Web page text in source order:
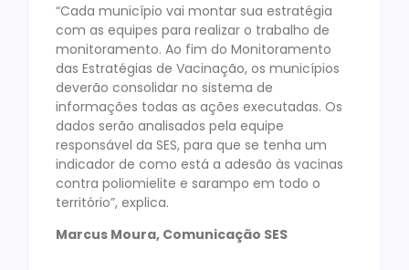
“Cada município vai montar sua estratégia
com as equipes para realizar o trabalho de
monitoramento. Ao fim do Monitoramento
das Estratégias de Vacinação, os municípios
deverão consolidar no sistema de
informações todas as ações executadas. Os
dados serão analisados pela equipe
responsável da SES, para que se tenha um
indicador de como está a adesão às vacinas
contra poliomielite e sarampo em todo o
território”, explica.
Marcus Moura, Comunicação SES